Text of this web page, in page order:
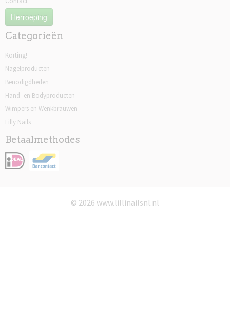
Herroeping
Categorieën
Korting!
Nagelproducten
Benodigdheden
Hand- en Bodyproducten
Wimpers en Wenkbrauwen
Lilly Nails
Betaalmethodes
© 2026 www.lillinailsnl.nl